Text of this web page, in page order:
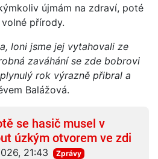
újmám na zdraví, poté
přírody.
loni jsme jej vytahovali ze
zaváhání se zde bobrovi
rok výrazně přibral a
Balážová.
se hasič musel v
úzkým otvorem ve zdi
21:43
Zprávy